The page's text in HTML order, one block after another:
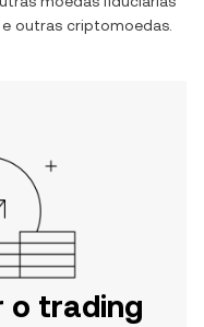
e outras criptomoedas.
o trading